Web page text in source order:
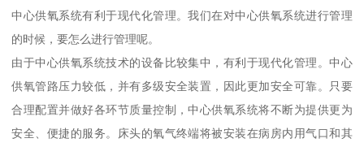
中心供氧系统有利于现代化管理。我们在对中心供氧系统进行管理
的时候，要怎么进行管理呢。
由于中心供氧系统技术的设备比较集中，有利于现代化管理。中心
供氧管路压力较低，并有多级安全装置，因此更加安全可靠。只要
合理配置并做好各环节质量控制，中心供氧系统将不断为提供更为
安全、便捷的服务。床头的氧气终端将被安装在病房内用气口和其